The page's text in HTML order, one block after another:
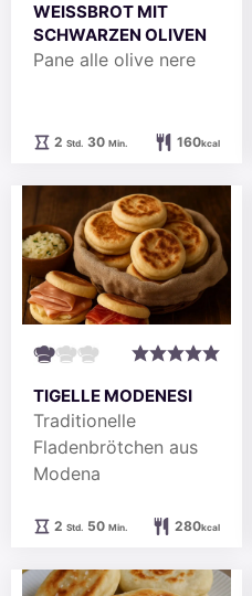
WEISSBROT MIT S
CHWARZEN OLIVEN
Pane alle olive nere
2Stunden
Std. 30Minuten
Min. 160kcal
TIGELLE MODENESI
Traditionelle
Fladenbrötchen aus
Modena
2Stunden
Std. 50Minuten
Min. 280kcal